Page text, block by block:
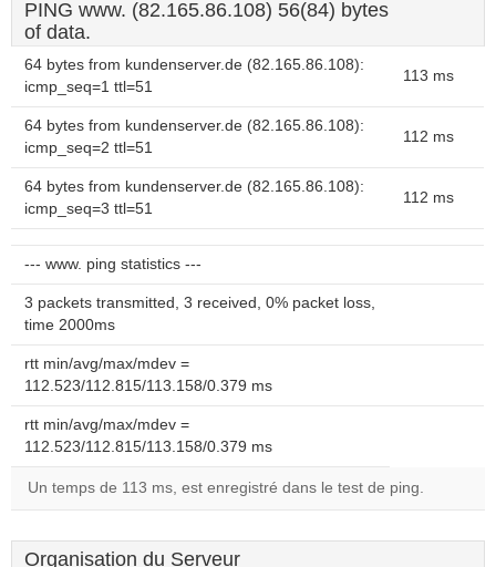
PING www. (82.165.86.108) 56(84) bytes
of data.
64 bytes from kundenserver.de (82.165.86.108):
icmp_seq=1 ttl=51
113 ms
64 bytes from kundenserver.de (82.165.86.108):
icmp_seq=2 ttl=51
112 ms
64 bytes from kundenserver.de (82.165.86.108):
icmp_seq=3 ttl=51
112 ms
--- www. ping statistics ---
3 packets transmitted, 3 received, 0% packet loss,
time 2000ms
rtt min/avg/max/mdev =
112.523/112.815/113.158/0.379 ms
rtt min/avg/max/mdev =
112.523/112.815/113.158/0.379 ms
Un temps de 113 ms, est enregistré dans le test de ping.
Organisation du Serveur